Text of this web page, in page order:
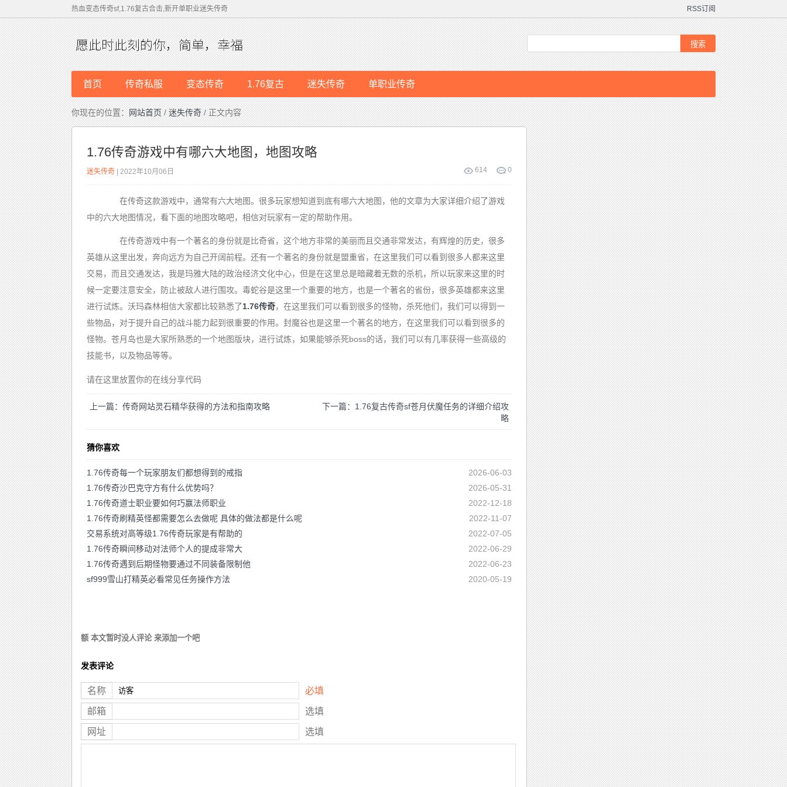
RSS订阅
热血变态传奇sf,1.76复古合击,新开单职业迷失传奇
首页 传奇私服 变态传奇 1.76复古 迷失传奇 单职业传奇
你现在的位置：网站首页/迷失传奇/ 正文内容
1.76传奇游戏中有哪六大地图，地图攻略
614 0
迷失传奇 | 2022年10月06日
在传奇这款游戏中，通常有六大地图。很多玩家想知道到底有哪六大地图，他的文章为大家详细介绍了游戏
中的六大地图情况，看下面的地图攻略吧，相信对玩家有一定的帮助作用。
在传奇游戏中有一个著名的身份就是比奇省，这个地方非常的美丽而且交通非常发达，有辉煌的历史，很多
英雄从这里出发，奔向远方为自己开阔前程。还有一个著名的身份就是盟重省，在这里我们可以看到很多人都来这里
交易，而且交通发达，我是玛雅大陆的政治经济文化中心，但是在这里总是暗藏着无数的杀机，所以玩家来这里的时
候一定要注意安全，防止被敌人进行围攻。毒蛇谷是这里一个重要的地方，也是一个著名的省份，很多英雄都来这里
进行试炼。沃玛森林相信大家都比较熟悉了1.76传奇，在这里我们可以看到很多的怪物，杀死他们，我们可以得到一
些物品，对于提升自己的战斗能力起到很重要的作用。封魔谷也是这里一个著名的地方，在这里我们可以看到很多的
怪物。苍月岛也是大家所熟悉的一个地图版块，进行试炼，如果能够杀死boss的话，我们可以有几率获得一些高级的
技能书，以及物品等等。
请在这里放置你的在线分享代码
上一篇：传奇网站灵石精华获得的方法和指南攻略
下一篇：1.76复古传奇sf苍月伏魔任务的详细介绍攻
略
猜你喜欢
2026-06-03
1.76传奇每一个玩家朋友们都想得到的戒指
2026-05-31
1.76传奇沙巴克守方有什么优势吗？
2022-12-18
1.76传奇道士职业要如何巧赢法师职业
2022-11-07
1.76传奇刷精英怪都需要怎么去做呢 具体的做法都是什么呢
2022-07-05
交易系统对高等级1.76传奇玩家是有帮助的
2022-06-29
1.76传奇瞬间移动对法师个人的提成非常大
2022-06-23
1.76传奇遇到后期怪物要通过不同装备限制他
2020-05-19
sf999雪山打精英必看常见任务操作方法
额 本文暂时没人评论 来添加一个吧
发表评论
名称 必填
邮箱 选填
网址 选填